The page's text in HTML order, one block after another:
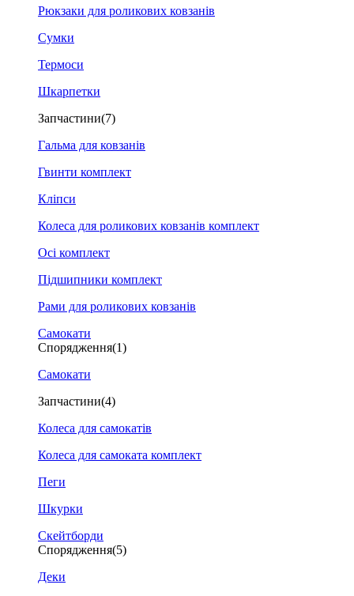
Рюкзаки для роликових ковзанів
Сумки
Термоси
Шкарпетки
Запчастини(7)
Гальма для ковзанів
Гвинти комплект
Кліпси
Колеса для роликових ковзанів комплект
Осі комплект
Підшипники комплект
Рами для роликових ковзанів
Самокати
Спорядження(1)
Самокати
Запчастини(4)
Колеса для самокатів
Колеса для самоката комплект
Пеги
Шкурки
Скейтборди
Спорядження(5)
Деки